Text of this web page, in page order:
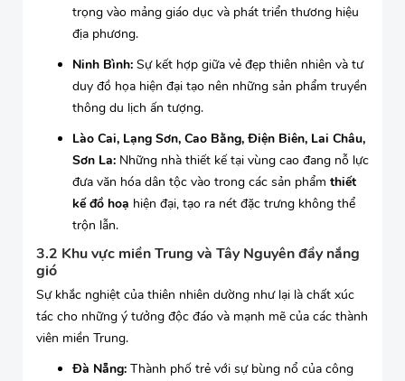
trọng vào mảng giáo dục và phát triển thương hiệu
địa phương.
Ninh Bình: Sự kết hợp giữa vẻ đẹp thiên nhiên và tư
duy đồ họa hiện đại tạo nên những sản phẩm truyền
thông du lịch ấn tượng.
Lào Cai, Lạng Sơn, Cao Bằng, Điện Biên, Lai Châu,
Sơn La: Những nhà thiết kế tại vùng cao đang nỗ lực
đưa văn hóa dân tộc vào trong các sản phẩm thiết
kế đồ hoạ hiện đại, tạo ra nét đặc trưng không thể
trộn lẫn.
3.2 Khu vực miền Trung và Tây Nguyên đầy nắng
gió
Sự khắc nghiệt của thiên nhiên dường như lại là chất xúc
tác cho những ý tưởng độc đáo và mạnh mẽ của các thành
viên miền Trung.
Đà Nẵng: Thành phố trẻ với sự bùng nổ của công